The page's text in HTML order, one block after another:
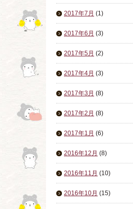
2017年7月 (1)
2017年6月 (3)
2017年5月 (2)
2017年4月 (3)
2017年3月 (8)
2017年2月 (8)
2017年1月 (6)
2016年12月 (8)
2016年11月 (10)
2016年10月 (15)